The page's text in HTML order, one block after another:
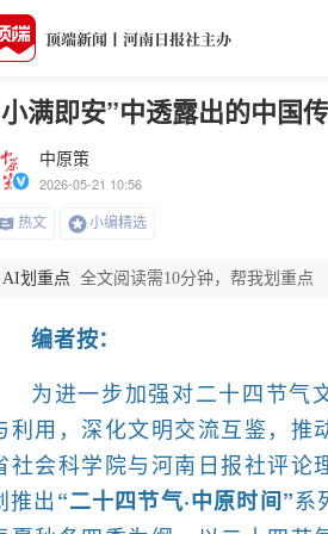
满即安”中透露出的中国
中原策
2026-05-21 10:56
热文 小编精选
AI划重点 全文阅读需10分钟，帮我划重点
编者按：
为进一步加强对二十四节气
利用，深化文明交流互鉴，推
社会科学院与河南日报社评论
推出“二十四节气·中原时间”系